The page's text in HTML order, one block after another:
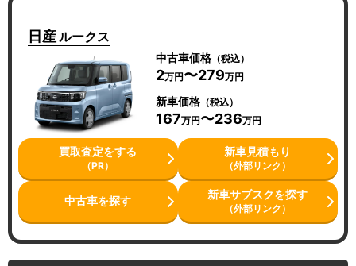
日産 ルークス
中古車価格（税込）
2万円〜279万円
新車価格（税込）
167万円〜236万円
買取査定をする
（PR）
新車見積もり
（外部リンク）
中古車を探す 新車サブスクを探す
（外部リンク）